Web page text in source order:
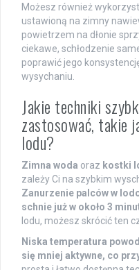
Możesz również
ustawioną na zimny
powietrzem na dłonie
ciekawe, schłodzenie
poprawić jego
wysychaniu.
Jakie techniki
zastosować, takie
lodu?
Zimna woda oraz kostki
zależy Ci na szybkim
Zanurzenie palców w
schnie już w około 3
lodu, możesz skrócić ten
Niska temperatura
się mniej aktywne, co